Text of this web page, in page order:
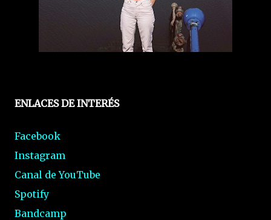
ENLACES DE INTERÉS
Facebook
Instagram
Canal de YouTube
Spotify
Bandcamp